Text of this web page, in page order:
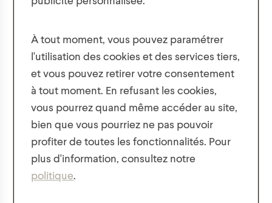
votre première commande !
De plus, soyez les premiers à être mis au courant des
nouvelles collections, des offres et des concours !
Nous respectons la confidentialité de vos données
conformément à notre
À tout moment, vous pouvez paramétrer
l'utilisation des cookies et des services tiers,
et vous pouvez retirer votre consentement
à tout moment. En refusant les cookies,
vous pourrez quand même accéder au site,
bien que vous pourriez ne pas pouvoir
profiter de toutes les fonctionnalités. Pour
plus d'information, consultez notre
politique.